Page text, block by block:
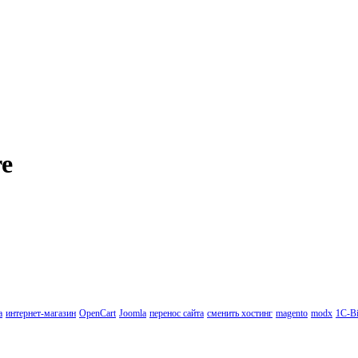
интернет-магазин OpenCart Joomla перенос сайта сменить хостинг magento modx 1C-